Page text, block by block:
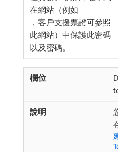
在網站（例如​
，客戶支援票證可參照
此網站）中保護此密碼
以及密碼。